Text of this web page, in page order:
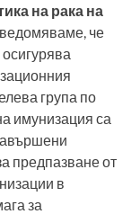
на рака на
че
група по
имунизация са
предпазване от
в
за